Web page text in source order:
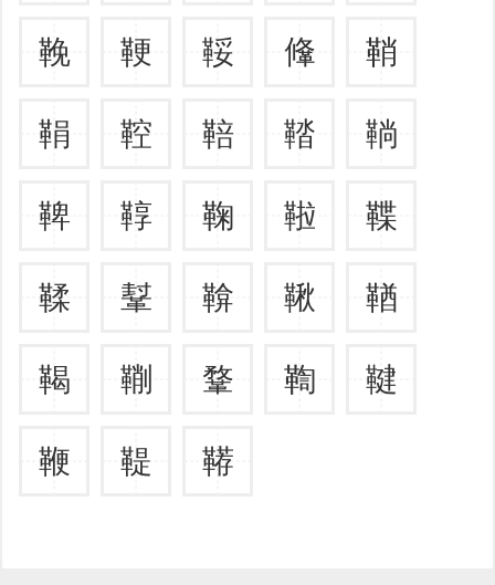
鞔 鞕 鞖 鞗 鞘
鞙 鞚 鞛 鞜 鞝
鞞 鞟 鞠 鞡 鞢
鞣 鞤 鞥 鞦 鞧
鞨 鞩 鞪 鞫 鞬
鞭 鞮 鞯